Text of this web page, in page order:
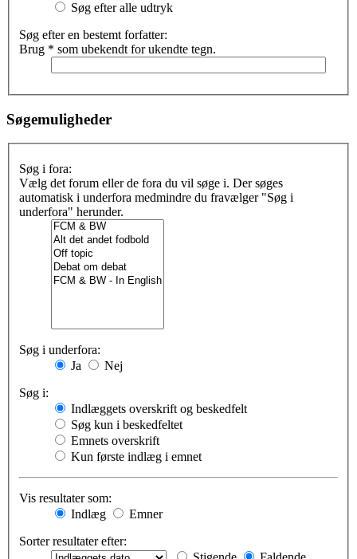
Søg efter alle udtryk
Søg efter en bestemt forfatter:
Brug * som ubekendt for ukendte tegn.
Søgemuligheder
Søg i fora:
Vælg det forum eller de fora du vil søge i. Der søges
automatisk i underfora medmindre du fravælger "Søg i
underfora" herunder.
Søg i underfora:
Ja
Nej
Søg i:
Indlæggets overskrift og beskedfelt
Søg kun i beskedfeltet
Emnets overskrift
Kun første indlæg i emnet
Vis resultater som:
Indlæg
Emner
Sorter resultater efter: